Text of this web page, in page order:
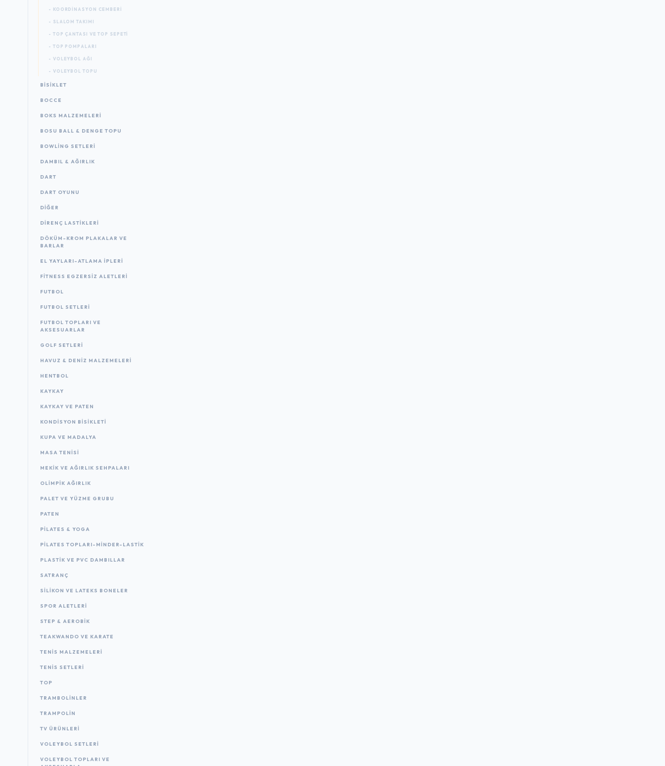
- KOORDINASYON CEMBERI
- SLALOM TAKIMI
- TOP ÇANTASI VE TOP SEPETI
- TOP POMPALARI
- VOLEYBOL AĞI
- VOLEYBOL TOPU
BISIKLET
BOCCE
BOKS MALZEMELERI
BOSU BALL & DENGE TOPU
BOWLING SETLERI
DAMBIL & AĞIRLIK
DART
DART OYUNU
DIĞER
DIRENÇ LASTIKLERI
DÖKÜM-KROM PLAKALAR VE
BARLAR
EL YAYLARI-ATLAMA IPLERI
FITNESS EGZERSIZ ALETLERI
FUTBOL
FUTBOL SETLERI
FUTBOL TOPLARI VE
AKSESUARLAR
GOLF SETLERI
HAVUZ & DENIZ MALZEMELERI
HENTBOL
KAYKAY
KAYKAY VE PATEN
KONDISYON BISIKLETI
KUPA VE MADALYA
MASA TENISI
MEKIK VE AĞIRLIK SEHPALARI
OLIMPIK AĞIRLIK
PALET VE YÜZME GRUBU
PATEN
PILATES & YOGA
PILATES TOPLARI-MINDER-LASTIK
PLASTIK VE PVC DAMBILLAR
SATRANÇ
SILIKON VE LATEKS BONELER
SPOR ALETLERI
STEP & AEROBIK
TEAKWANDO VE KARATE
TENIS MALZEMELERI
TENIS SETLERI
TOP
TRAMBOLINLER
TRAMPOLIN
TV ÜRÜNLERI
VOLEYBOL SETLERI
VOLEYBOL TOPLARI VE